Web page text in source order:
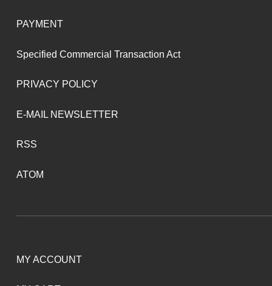
PAYMENT
Specified Commercial Transaction Act
PRIVACY POLICY
E-MAIL NEWSLETTER
RSS
ATOM
MY ACCOUNT